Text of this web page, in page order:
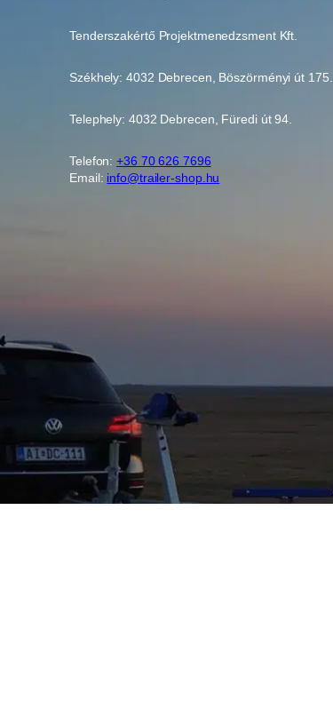
Tenderszakértő Projektmenedzsment Kft.
Székhely: 4032 Debrecen, Böszörményi út 175.
Telephely: 4032 Debrecen, Füredi út 94.
Telefon:+36 70 626 7696
Email: info@trailer-shop.hu